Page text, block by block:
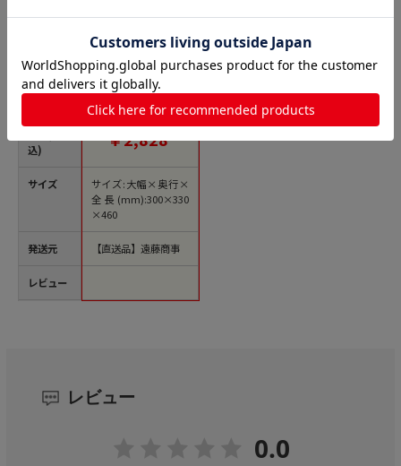
商品名
込)
サイズ
発送元
レビュー
木製 ピザピール 大
1袋（ご注文単位1
￥2,828
サイズ:大幅×奥行×
全長(mm):300×330
×460
【直送品】遠藤商事
レビュー
0.0